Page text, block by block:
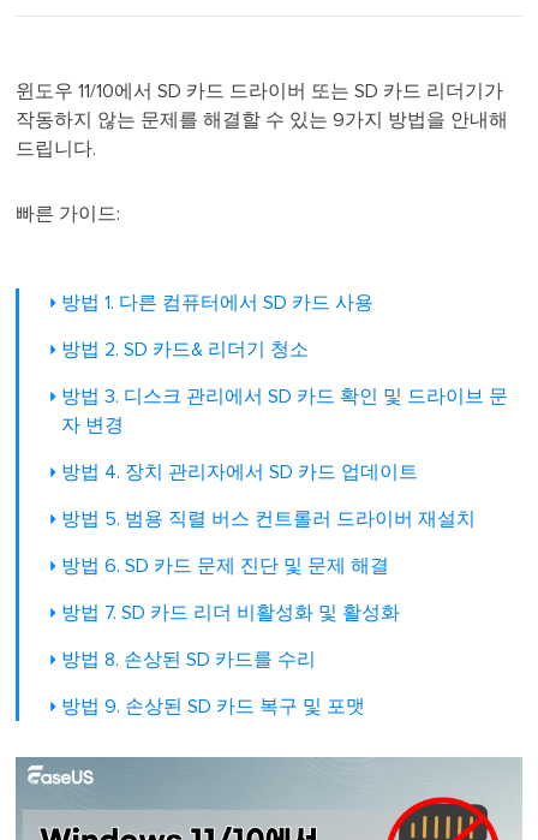
윈도우 11/10에서 SD 카드 드라이버 또는 SD 카드 리더기가
작동하지 않는 문제를 해결할 수 있는 9가지 방법을 안내해
드립니다.
빠른 가이드:
방법 1. 다른 컴퓨터에서 SD 카드 사용
방법 2. SD 카드& 리더기 청소
방법 3. 디스크 관리에서 SD 카드 확인 및 드라이브 문
자 변경
방법 4. 장치 관리자에서 SD 카드 업데이트
방법 5. 범용 직렬 버스 컨트롤러 드라이버 재설치
방법 6. SD 카드 문제 진단 및 문제 해결
방법 7. SD 카드 리더 비활성화 및 활성화
방법 8. 손상된 SD 카드를 수리
방법 9. 손상된 SD 카드 복구 및 포맷